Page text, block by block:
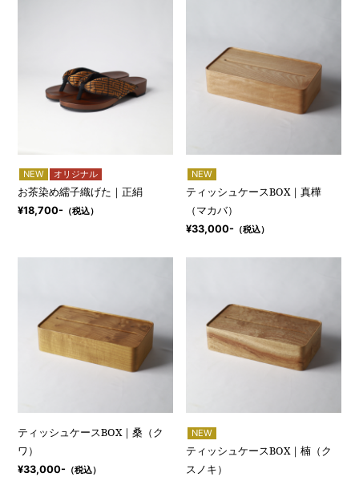
NEW オリジナル
お茶染め繻子織げた｜正絹
¥18,700- （税込）
NEW
ティッシュケースBOX｜真樺
（マカバ）
¥33,000- （税込）
ティッシュケースBOX｜桑（ク
ワ）
¥33,000- （税込）
NEW
ティッシュケースBOX｜楠（ク
スノキ）